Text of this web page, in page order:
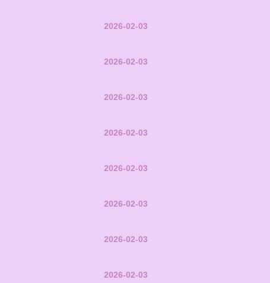
2026-02-03
2026-02-03
2026-02-03
2026-02-03
2026-02-03
2026-02-03
2026-02-03
2026-02-03